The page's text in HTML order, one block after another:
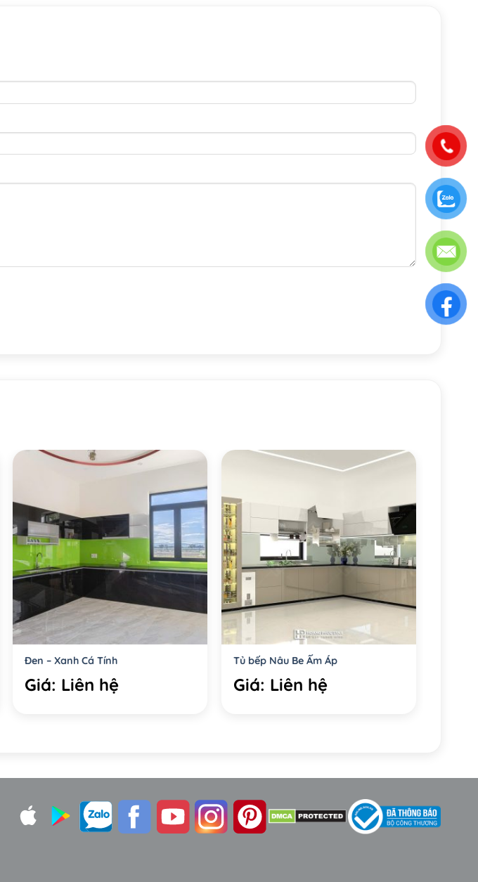
Đen – Xanh Cá Tính
Giá: Liên hệ
Tủ bếp Nâu Be Ấm Áp
Giá: Liên hệ